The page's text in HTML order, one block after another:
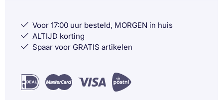
Voor 17:00 uur besteld, MORGEN in huis
ALTIJD korting
Spaar voor GRATIS artikelen